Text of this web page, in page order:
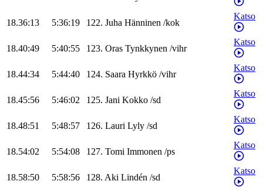
18.36:13 5:36:19 122. Juha Hänninen /kok
Katso
18.40:49 5:40:55 123. Oras Tynkkynen /vihr
Katso
18.44:34 5:44:40 124. Saara Hyrkkö /vihr
Katso
18.45:56 5:46:02 125. Jani Kokko /sd
Katso
18.48:51 5:48:57 126. Lauri Lyly /sd
Katso
18.54:02 5:54:08 127. Tomi Immonen /ps
Katso
18.58:50 5:58:56 128. Aki Lindén /sd
Katso